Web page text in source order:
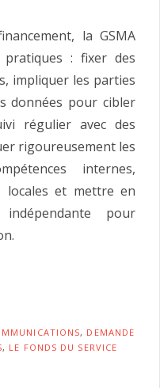
la GSMA
: fixer des
impliquer les parties
données pour cibler
régulier avec des
rigoureusement les
internes,
locales et mettre en
pour
, DEMANDE
, LE FONDS DU SERVICE